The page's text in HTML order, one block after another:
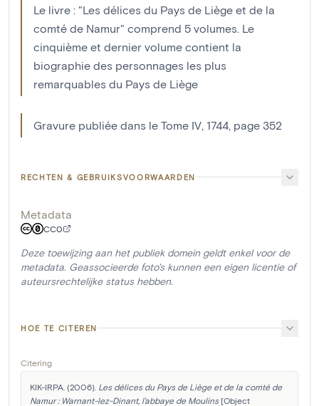
Le livre : "Les délices du Pays de Liège et de la
comté de Namur" comprend 5 volumes. Le
cinquième et dernier volume contient la
biographie des personnages les plus
remarquables du Pays de Liège
Gravure publiée dans le Tome IV, 1744, page 352
RECHTEN & GEBRUIKSVOORWAARDEN
Metadata
CC0
Deze toewijzing aan het publiek domein geldt enkel voor de
metadata. Geassocieerde foto's kunnen een eigen licentie of
auteursrechtelijke status hebben.
HOE TE CITEREN
Citering
KIK-IRPA. (2006). Les délices du Pays de Liège et de la comté de
Namur : Warnant-lez-Dinant, l'abbaye de Moulins [Object